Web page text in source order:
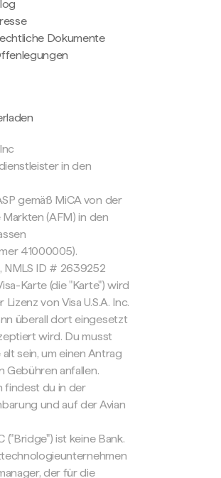
Dokumente
in den
gemäß MiCA von der
(AFM) in den
41000005).
NMLS ID # 2639252
Karte (die "Karte") wird
von Visa U.S.A. Inc.
überall dort eingesetzt
wird. Du musst
sein, um einen Antrag
Gebühren anfallen.
findest du in der
und auf der Avian
("Bridge") ist keine Bank.
der für die